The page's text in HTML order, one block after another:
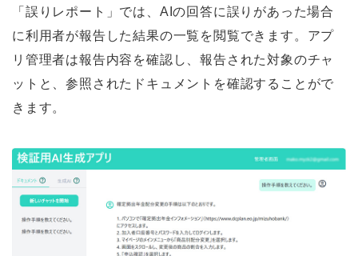
「誤りレポート」では、AIの回答に誤りがあった場合
に利用者が報告した結果の一覧を閲覧できます。アプ
リ管理者は報告内容を確認し、報告された対象のチャ
ットと、参照されたドキュメントを確認することがで
きます。